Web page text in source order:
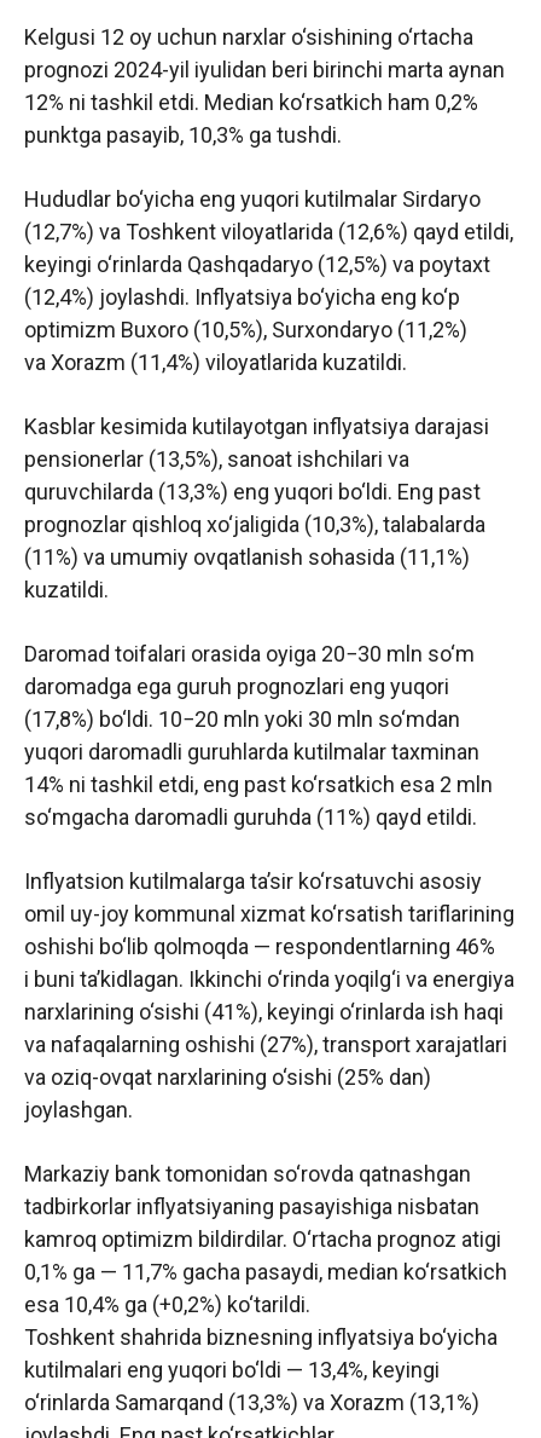
Kelgusi 12 oy uchun narxlar o‘sishining o‘rtacha
prognozi 2024-yil iyulidan beri birinchi marta aynan
12% ni tashkil etdi. Median ko‘rsatkich ham 0,2%
punktga pasayib, 10,3% ga tushdi.
Hududlar bo‘yicha eng yuqori kutilmalar Sirdaryo
(12,7%) va Toshkent viloyatlarida (12,6%) qayd etildi,
keyingi o‘rinlarda Qashqadaryo (12,5%) va poytaxt
(12,4%) joylashdi. Inflyatsiya bo‘yicha eng ko‘p
optimizm Buxoro (10,5%), Surxondaryo (11,2%)
va Xorazm (11,4%) viloyatlarida kuzatildi.
Kasblar kesimida kutilayotgan inflyatsiya darajasi
pensionerlar (13,5%), sanoat ishchilari va
quruvchilarda (13,3%) eng yuqori bo‘ldi. Eng past
prognozlar qishloq xo‘jaligida (10,3%), talabalarda
(11%) va umumiy ovqatlanish sohasida (11,1%)
kuzatildi.
Daromad toifalari orasida oyiga 20−30 mln so‘m
daromadga ega guruh prognozlari eng yuqori
(17,8%) bo‘ldi. 10−20 mln yoki 30 mln so‘mdan
yuqori daromadli guruhlarda kutilmalar taxminan
14% ni tashkil etdi, eng past ko‘rsatkich esa 2 mln
so‘mgacha daromadli guruhda (11%) qayd etildi.
Inflyatsion kutilmalarga taʼsir ko‘rsatuvchi asosiy
omil uy-joy kommunal xizmat ko‘rsatish tariflarining
oshishi bo‘lib qolmoqda — respondentlarning 46%
i buni taʼkidlagan. Ikkinchi o‘rinda yoqilg‘i va energiya
narxlarining o‘sishi (41%), keyingi o‘rinlarda ish haqi
va nafaqalarning oshishi (27%), transport xarajatlari
va oziq-ovqat narxlarining o‘sishi (25% dan)
joylashgan.
Markaziy bank tomonidan so‘rovda qatnashgan
tadbirkorlar inflyatsiyaning pasayishiga nisbatan
kamroq optimizm bildirdilar. O‘rtacha prognoz atigi
0,1% ga — 11,7% gacha pasaydi, median ko‘rsatkich
esa 10,4% ga (+0,2%) ko‘tarildi.
Toshkent shahrida biznesning inflyatsiya bo‘yicha
kutilmalari eng yuqori bo‘ldi — 13,4%, keyingi
o‘rinlarda Samarqand (13,3%) va Xorazm (13,1%)